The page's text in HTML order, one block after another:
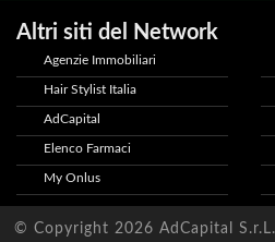
Altri siti del Network
Agenzie Immobiliari
Hair Stylist Italia
AdCapital
Elenco Farmaci
My Onlus
© Copyright 2026 AdCapital